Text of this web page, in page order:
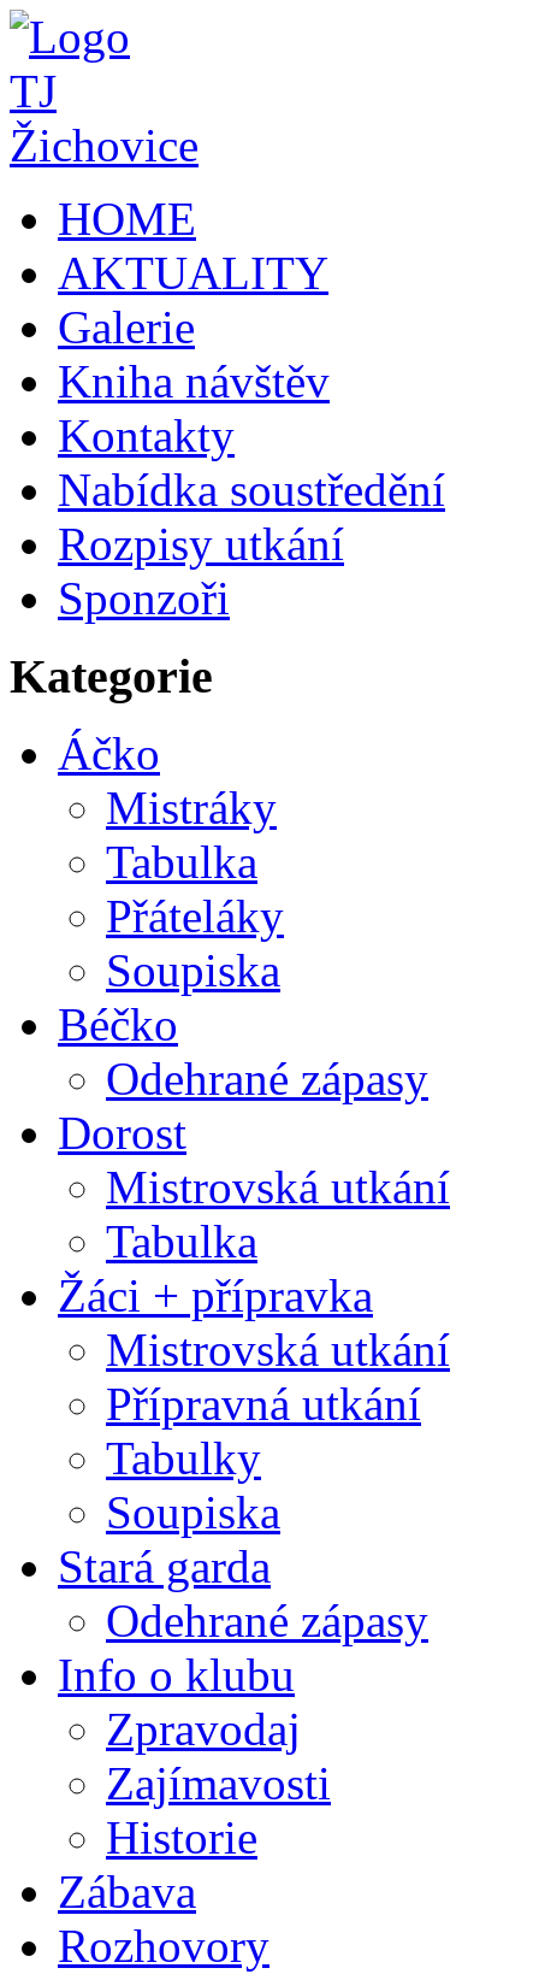
HOME
AKTUALITY
Galerie
Kniha návštěv
Kontakty
Nabídka soustředění
Rozpisy utkání
Sponzoři
Kategorie
Áčko
Mistráky
Tabulka
Přáteláky
Soupiska
Béčko
Odehrané zápasy
Dorost
Mistrovská utkání
Tabulka
Žáci + přípravka
Mistrovská utkání
Přípravná utkání
Tabulky
Soupiska
Stará garda
Odehrané zápasy
Info o klubu
Zpravodaj
Zajímavosti
Historie
Zábava
Rozhovory